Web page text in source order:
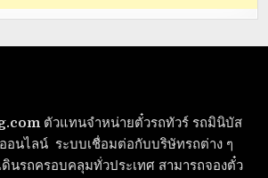
ตัวแทนจำหน่ายตั๋วรถทัวร์ รถมินิบัส
อนไลน์ ระบบเชื่อมต่อกับบริษัทรถต่าง ๆ
นรถครอบคลุมทั่วประเทศ สามารถจองตั๋ว